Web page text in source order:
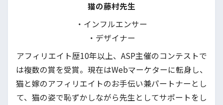
猫の藤村先生
・インフルエンサー
・デザイナー
アフィリエイト歴10年以上、ASP主催のコンテストで
は複数の賞を受賞。現在はWebマーケターに転身し、
猫と嫁のアフィリエイトのお手伝い兼パートナーとし
て、猫の姿で恥ずかしながら先生としてサポートをし